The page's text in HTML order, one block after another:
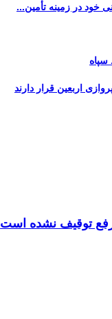
خود در زمینه تأمین...
اربعین قرار دارند
رفع توقیف نشده است